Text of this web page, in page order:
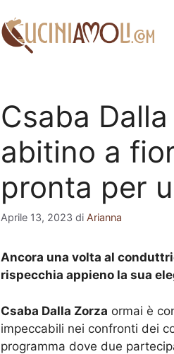
Csaba
abitino a
pronta per
Aprile 13, 2023 di Arianna
Ancora una volta al
rispecchia appieno la sua
Csaba Dalla Zorza ormai è
impeccabili nei confronti dei
programma dove due